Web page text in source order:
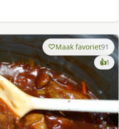
Maak favoriet91
👍1